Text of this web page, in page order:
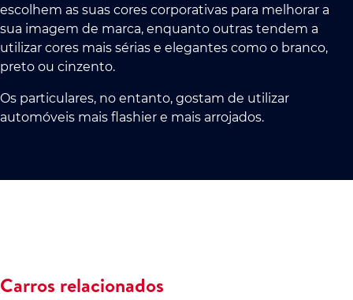
escolhem as suas cores corporativas para melhorar a
sua imagem de marca, enquanto outras tendem a
utilizar cores mais sérias e elegantes como o branco,
preto ou cinzento.
Os particulares, no entanto, gostam de utilizar
automóveis mais flashier e mais arrojados.
Carros relacionados